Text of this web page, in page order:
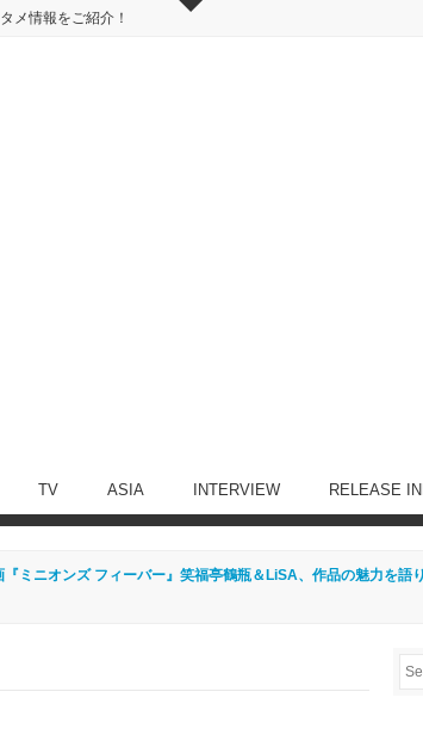
メ情報をご紹介！
TV ASIA INTERVIEW RELEASE
『ミニオンズ フィーバー』笑福亭鶴瓶＆LiSA、作品の魅力を語